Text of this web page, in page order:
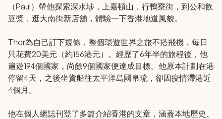
（Paul）帶他探索深水埗，上嘉頓山，行鴨寮街，到公和飲
豆漿，逛大南街新店舖，體驗一下香港地道風貌。
Thor為自己訂下規條，整個環遊世界之旅不搭飛機，每日
只花費20美元（約156港元）。經歷了6年半的旅程後，他
遍遊194個國家，尚餘9個國家便達成目標。他原本計劃在港
停留4天，之後坐貨船往太平洋島國帛琉，卻因疫情滯港近
4個月。
他在個人網誌刊登了多篇介紹香港的文章，涵蓋本地歷史、